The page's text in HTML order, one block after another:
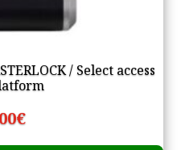
/ Select access
€